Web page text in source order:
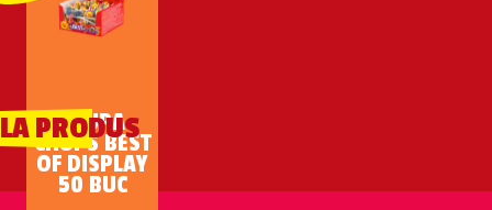
CHUPA
CHUPS BEST
OF DISPLAY
50 BUC
PRODUS